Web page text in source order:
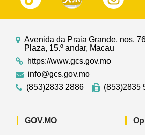
Avenida da Praia Grande, nos.
Plaza, 15.º andar, Macau
https://www.gcs.gov.mo
info@gcs.gov.mo
(853)2833 2886
(853)2835
GOV.MO